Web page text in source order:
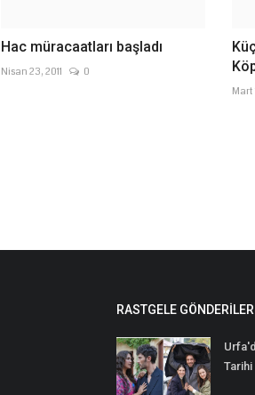
Hac müracaatları başladı
Nisan 23, 2011 0
Mart
RASTGELE GÖNDERILER